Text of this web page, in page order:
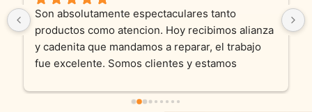
Son absolutamente espectaculares tanto
productos como atencion. Hoy recibimos alianza
y cadenita que mandamos a reparar, el trabajo
fue excelente. Somos clientes y estamos